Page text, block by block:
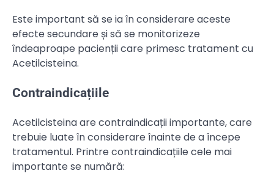
Este important să se ia în considerare aceste
efecte secundare și să se monitorizeze
îndeaproape pacienții care primesc tratament cu
Acetilcisteina.
Contraindicațiile
Acetilcisteina are contraindicații importante, care
trebuie luate în considerare înainte de a începe
tratamentul. Printre contraindicațiile cele mai
importante se numără: